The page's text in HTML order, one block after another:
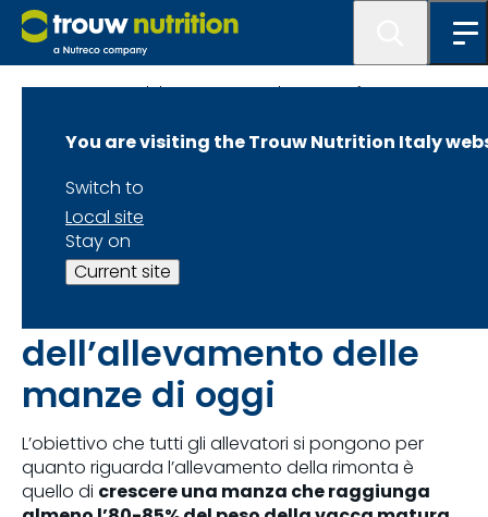
You are visiting the Trouw Nutrition Italy
Switch to
Local site
Stay on
Current site
MaxCare Modular - Ottenere elevate performance
Allevare le manze
in modo sostenibile
dell’allevamento delle
manze di oggi
L’obiettivo che tutti gli allevatori si pongono per
quanto riguarda l’allevamento della rimonta è
quello di crescere una manza che raggiunga